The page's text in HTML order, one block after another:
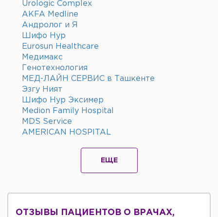
Urologic Complex
AKFA Medline
Андролог и Я
Шифо Нур
Eurosun Healthcare
Медимакс
Генотехнология
МЕД-ЛАЙН СЕРВИС в Ташкенте
Эзгу Ният
Шифо Нур Эксимер
Medion Family Hospital
MDS Service
AMERICAN HOSPITAL
ЕЩЕ
ОТЗЫВЫ ПАЦИЕНТОВ О ВРАЧАХ,